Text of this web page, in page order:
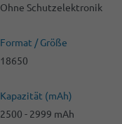
Ohne Schutzelektronik
Format / Größe
18650
Kapazität (mAh)
2500 - 2999 mAh